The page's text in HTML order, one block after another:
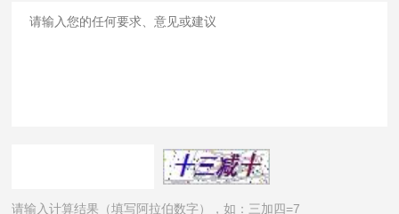
请输入计算结果（填写阿拉伯数字），如：三加四=7